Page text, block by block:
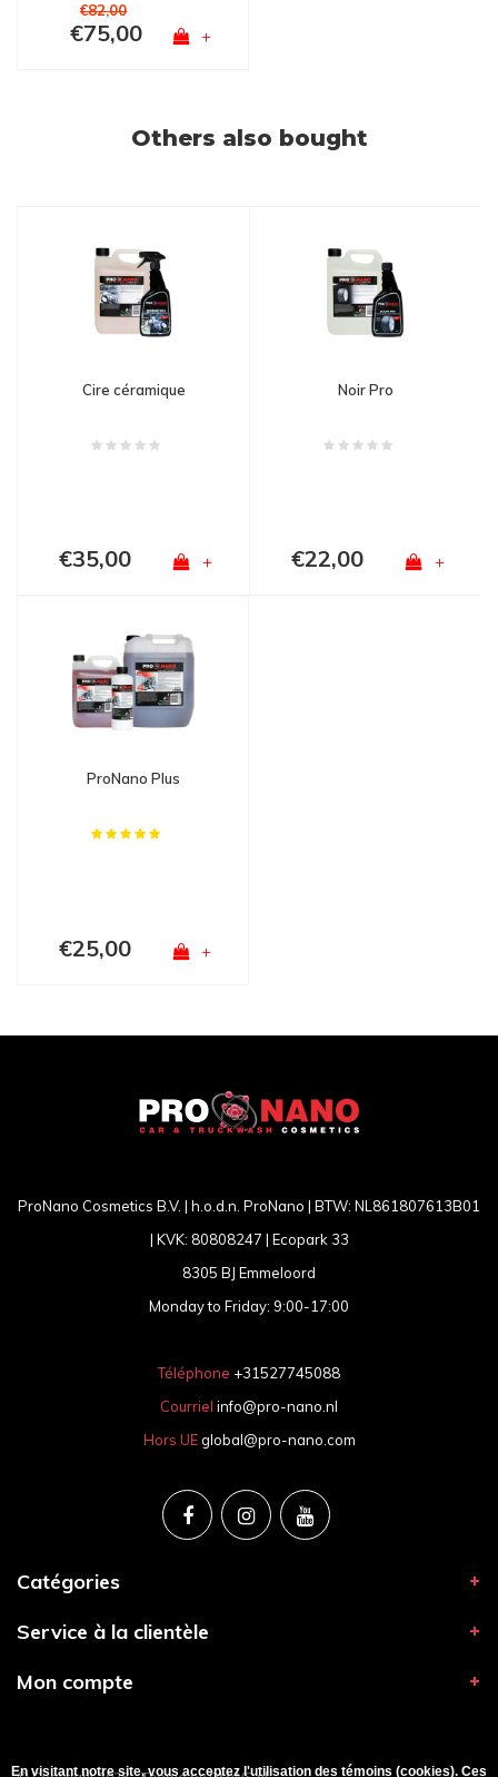
€82,00
€75,00 +
Others also bought
Cire céramique
€35,00 +
Noir Pro
€22,00 +
ProNano Plus
€25,00 +
ProNano Cosmetics B.V. | h.o.d.n. ProNano | BTW: NL861807613B01
| KVK: 80808247 | Ecopark 33
8305 BJ Emmeloord
Monday to Friday: 9:00-17:00
Téléphone +31527745088
Courriel info@pro-nano.nl
Hors UE global@pro-nano.com
Catégories
Service à la clientèle
Mon compte
En visitant notre site, vous acceptez l'utilisation des témoins (cookies). Ces